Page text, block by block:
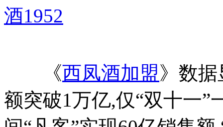
酒1952
《西凤酒加盟》数
额突破1万亿,仅“双十一”